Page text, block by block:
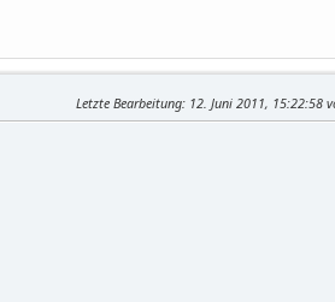
Letzte Bearbeitung: 12. Juni 2011, 15:22:58